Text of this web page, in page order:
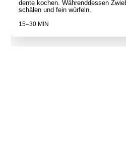
dente kochen. Währenddessen
schälen und fein würfeln.
15–30 MIN